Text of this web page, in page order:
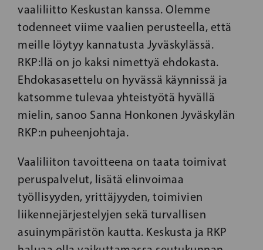
vaaliliitto Keskustan kanssa. Olemme
todenneet viime vaalien perusteella, että
meille löytyy kannatusta Jyväskylässä.
RKP:llä on jo kaksi nimettyä ehdokasta.
Ehdokasasettelu on hyvässä käynnissä ja
katsomme tulevaa yhteistyötä hyvällä
mielin, sanoo Sanna Honkonen Jyväskylän
RKP:n puheenjohtaja.
Vaaliliiton tavoitteena on taata toimivat
peruspalvelut, lisätä elinvoimaa
työllisyyden, yrittäjyyden, toimivien
liikennejärjestelyjen sekä turvallisen
asuinympäristön kautta. Keskusta ja RKP